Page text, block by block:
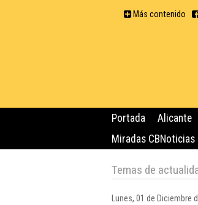
Más contenido
Portada Alicante
Miradas CBNoticias
Temas de
Lunes, 01 de Diciembre